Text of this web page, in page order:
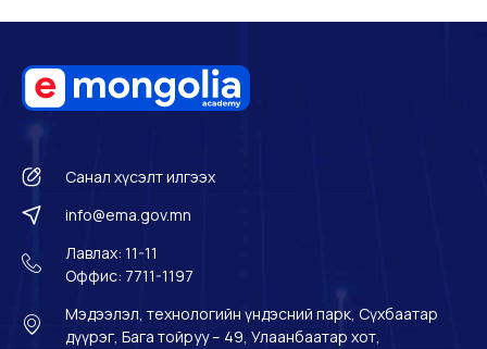
Санал хүсэлт илгээх
info@ema.gov.mn
Лавлах: 11-11
Оффис: 7711-1197
Мэдээлэл, технологийн үндэсний парк, Сүхбаатар
дүүрэг, Бага тойруу – 49, Улаанбаатар хот,